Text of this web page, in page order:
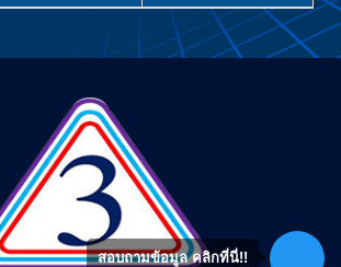
สอบถามข้อมูล คลิกที่นี่!!